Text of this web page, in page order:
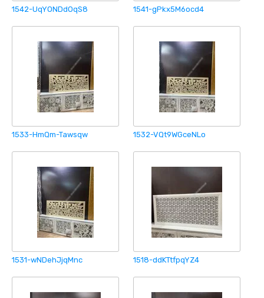
1542-UqYONDdOqS8 1541-gPkx5M6ocd4
1533-HmQm-Tawsqw 1532-VQt9WGceNLo
1531-wNDehJjqMnc 1518-ddKTtfpqYZ4